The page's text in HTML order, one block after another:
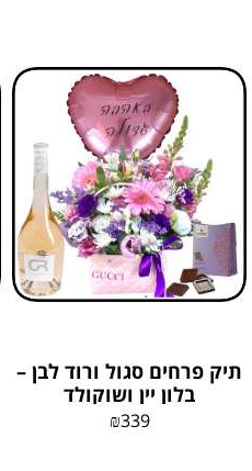
תיק פרחים סגול ורוד לבן –
בלון יין ושוקולד
₪339